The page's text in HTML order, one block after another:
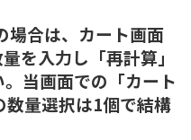
合は、カート画面
を入力し「再計算」
当画面での「カート
数量選択は1個で結構